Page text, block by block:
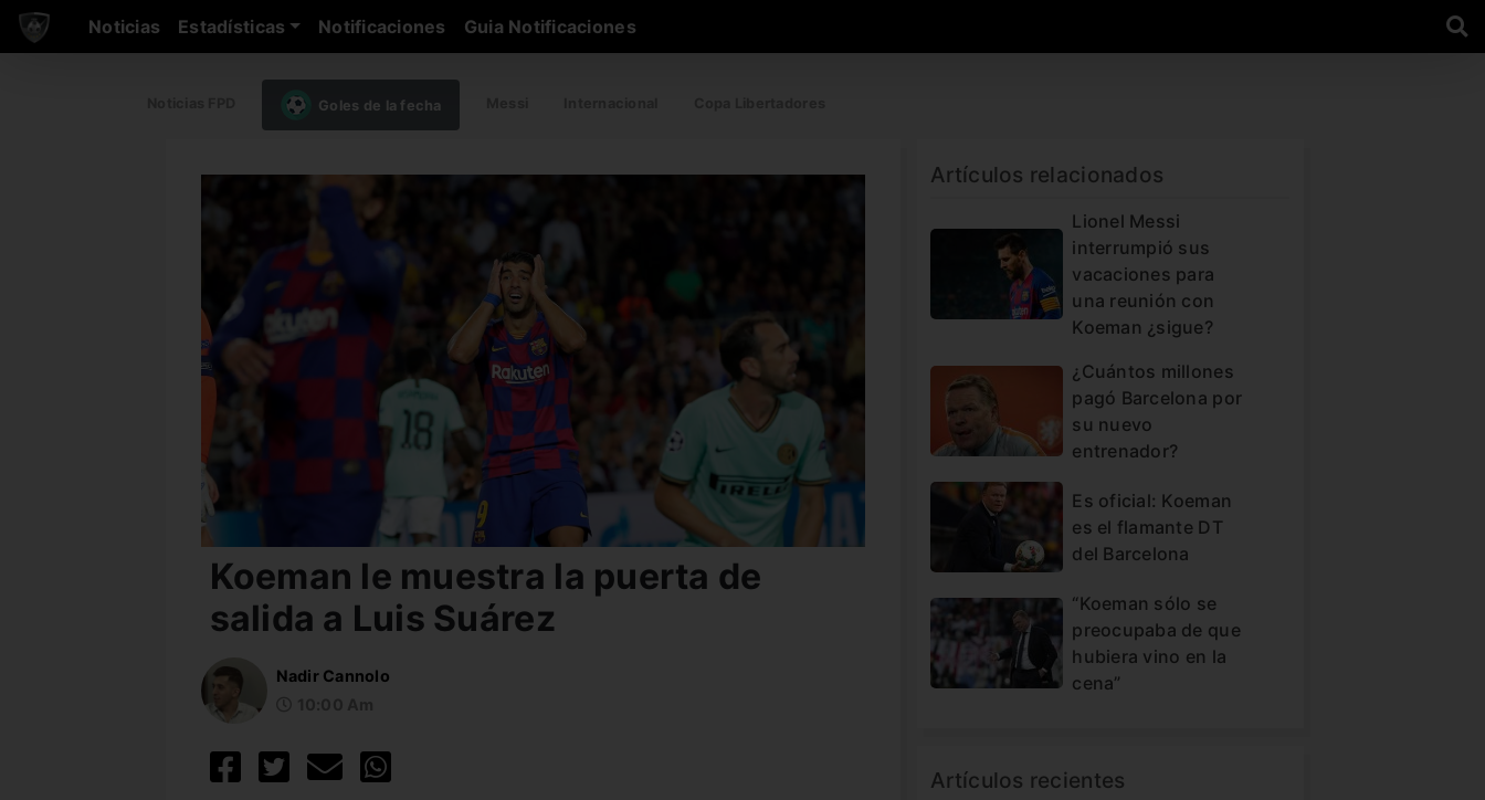
Noticias Estadísticas Notificaciones Guia Notificaciones
Goles de la fecha
Koeman le muestra la puerta de
salida a Luis Suárez
Nadir Cannolo
Artículos relacionados
Lionel Messi
interrumpió sus
vacaciones para
una reunión con
Koeman ¿sigue?
¿Cuántos millones
pagó Barcelona por
su nuevo
entrenador?
Es oficial: Koeman
es el flamante DT
del Barcelona
“Koeman sólo se
preocupaba de que
hubiera vino en la
cena”
Artículos recientes